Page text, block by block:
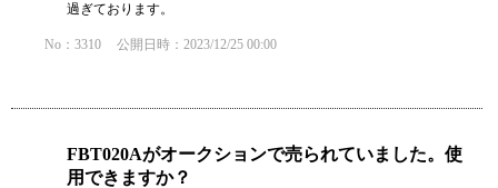
過ぎております。
No：3310 公開日時：2023/12/25 00:00
FBT020Aがオークションで売られていました。使
用できますか？